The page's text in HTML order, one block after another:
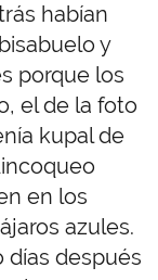
habían
y
porque los
el de la foto
kupal de
en los
azules.
días después